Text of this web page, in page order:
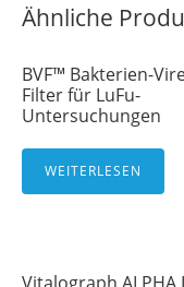
Ähnliche
BVF™ Bakterien-
Filter für LuFu-
Untersuchungen
WEITERLESEN